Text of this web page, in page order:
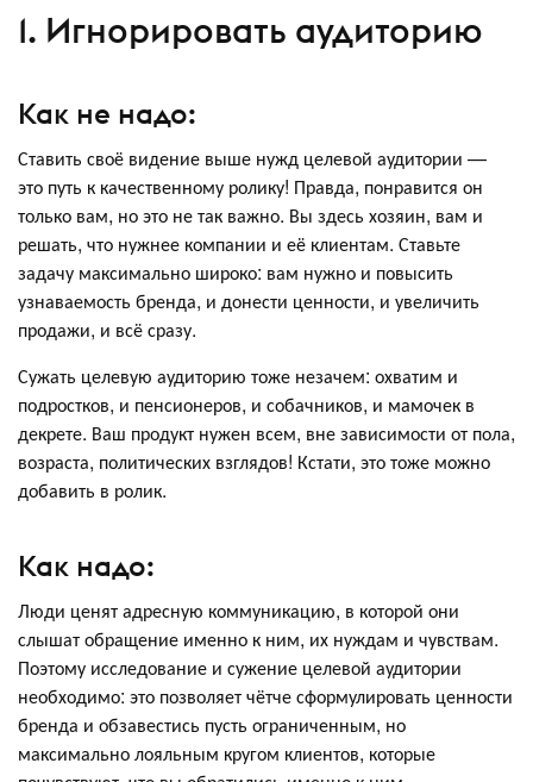
1. Игнорировать аудиторию
Как не надо:
Ставить своё видение выше нужд целевой аудитории —
это путь к качественному ролику! Правда, понравится он
только вам, но это не так важно. Вы здесь хозяин, вам и
решать, что нужнее компании и её клиентам. Ставьте
задачу максимально широко: вам нужно и повысить
узнаваемость бренда, и донести ценности, и увеличить
продажи, и всё сразу.
Сужать целевую аудиторию тоже незачем: охватим и
подростков, и пенсионеров, и собачников, и мамочек в
декрете. Ваш продукт нужен всем, вне зависимости от пола,
возраста, политических взглядов! Кстати, это тоже можно
добавить в ролик.
Как надо:
Люди ценят адресную коммуникацию, в которой они
слышат обращение именно к ним, их нуждам и чувствам.
Поэтому исследование и сужение целевой аудитории
необходимо: это позволяет чётче сформулировать ценности
бренда и обзавестись пусть ограниченным, но
максимально лояльным кругом клиентов, которые